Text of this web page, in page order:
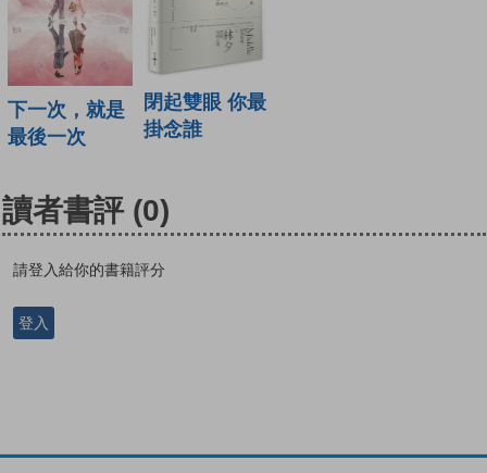
下一次，就是
最後一次
閉起雙眼 你最
掛念誰
讀者書評 (0)
請登入給你的書籍評分
登入